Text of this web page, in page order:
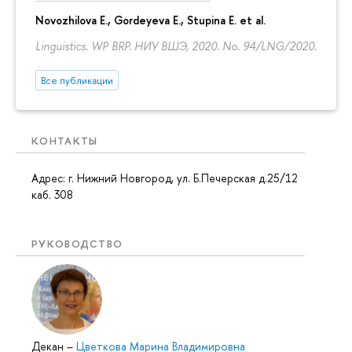
Novozhilova E., Gordeyeva E., Stupina E. et al.
Linguistics. WP BRP. НИУ ВШЭ, 2020. No. 94/LNG/2020.
Все публикации
КОНТАКТЫ
Адрес: г. Нижний Новгород, ул. Б.Печерская д.25/12
каб. 308
РУКОВОДСТВО
Декан – Цветкова Марина Владимировна